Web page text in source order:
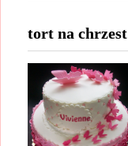
tort na chrzest